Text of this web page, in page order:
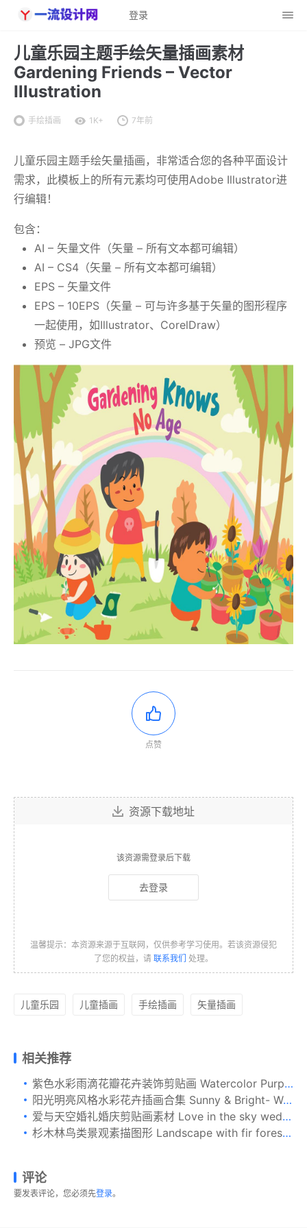
登录
儿童乐园主题手绘矢量插画素材
Gardening Friends – Vector
Illustration
手绘插画 1K+ 7年前
儿童乐园主题手绘矢量插画，非常适合您的各种平面设计
需求，此模板上的所有元素均可使用Adobe Illustrator进
行编辑！
包含：
AI – 矢量文件（矢量 – 所有文本都可编辑）
AI – CS4（矢量 – 所有文本都可编辑）
EPS – 矢量文件
EPS – 10EPS（矢量 – 可与许多基于矢量的图形程序
一起使用，如Illustrator、CorelDraw）
预览 – JPG文件
点赞
资源下载地址
该资源需登录后下载
去登录
温馨提示：本资源来源于互联网，仅供参考学习使用。若该资源侵犯
了您的权益，请 联系我们 处理。
儿童乐园 儿童插画 手绘插画 矢量插画
相关推荐
紫色水彩雨滴花瓣花卉装饰剪贴画 Watercolor Purple Rain
阳光明亮风格水彩花卉插画合集 Sunny & Bright- Watercolor Floral Se
爱与天空婚礼婚庆剪贴画素材 Love in the sky wedding clip art set
杉木林鸟类景观素描图形 Landscape with fir forest and birds
评论
要发表评论，您必须先登录。